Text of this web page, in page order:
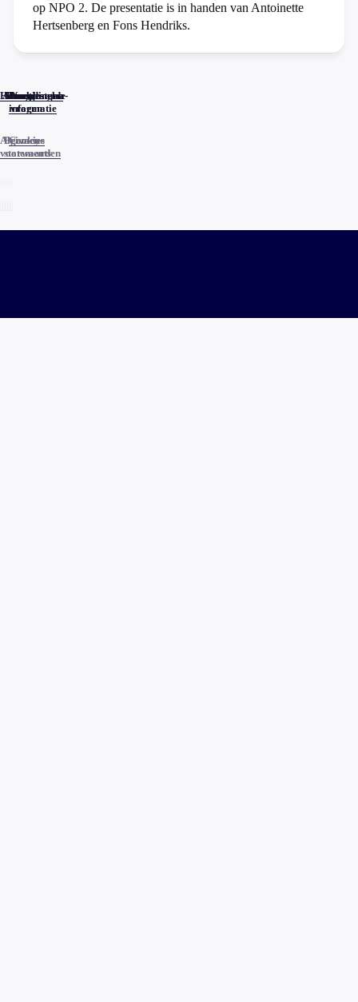
op NPO 2. De presentatie is in handen van Antoinette
Hertsenberg en Fons Hendriks.
Home
Actueel
Uitzendingen
Reacties
Programma-
informatie
Veelgestelde
vragen
Algemene
voorwaarden
Privacy
statements
Cookies